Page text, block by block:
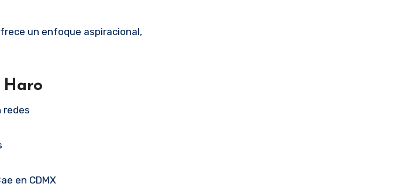
un enfoque aspiracional,
Haro
redes
en CDMX